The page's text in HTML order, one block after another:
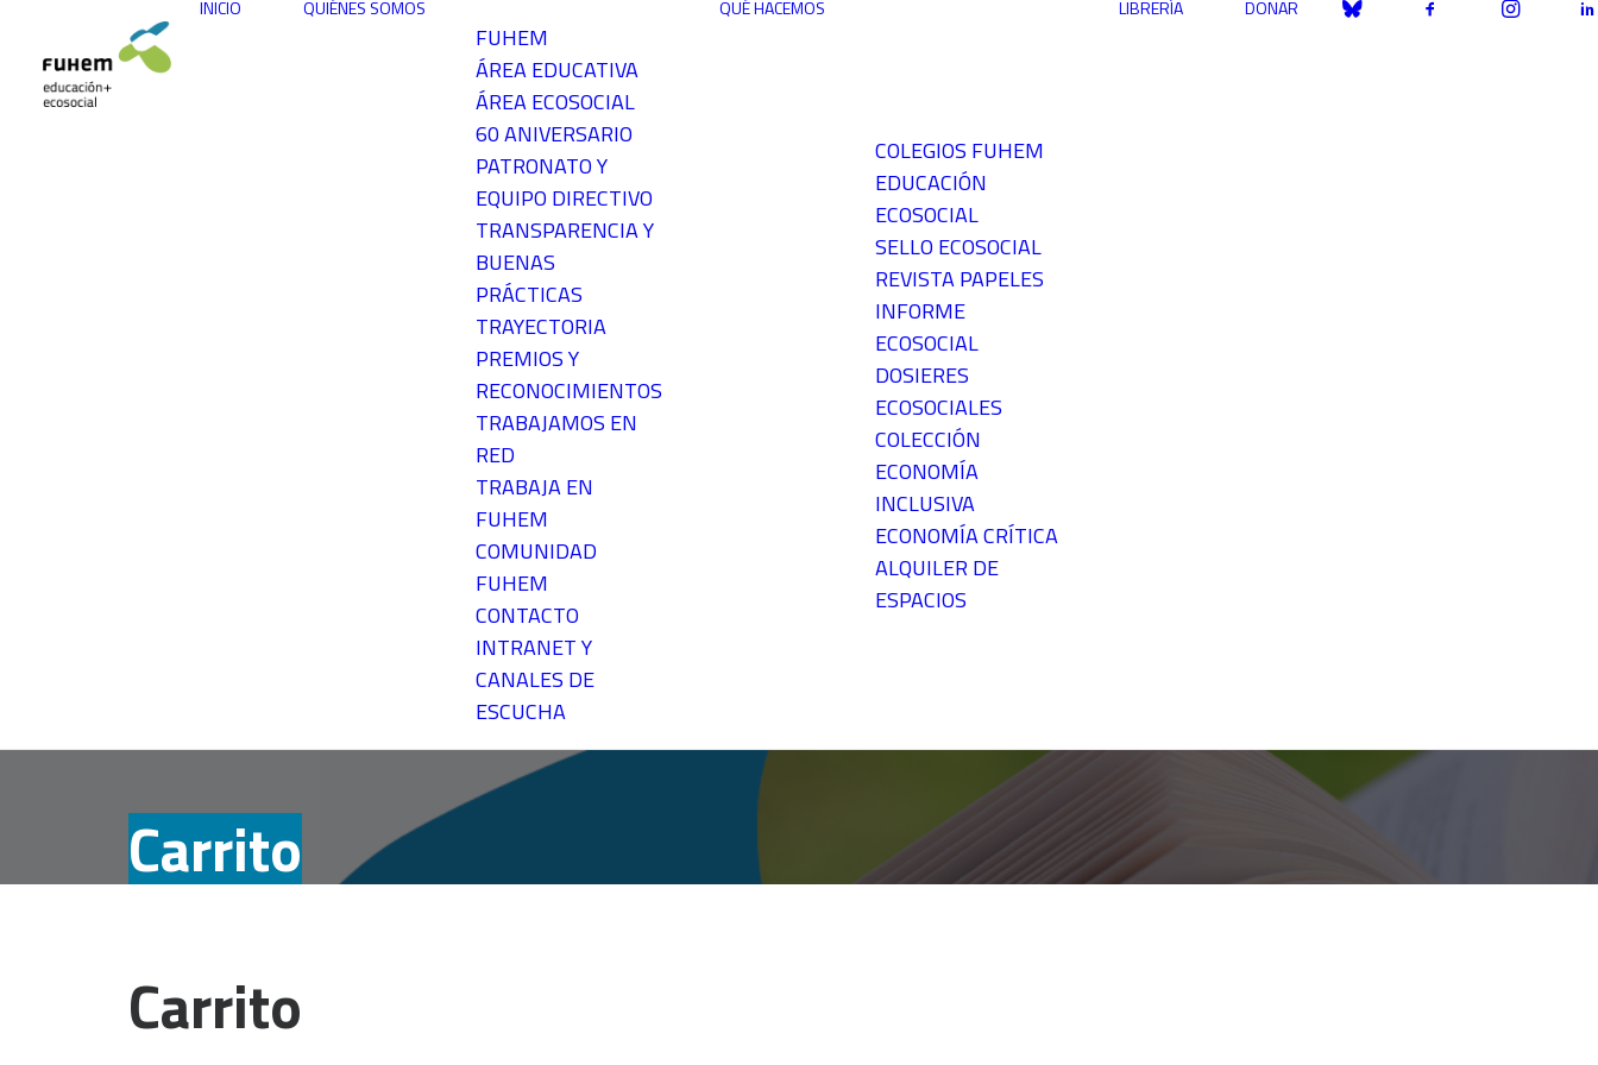
INICIO QUIÉNES SOMOS
FUHEM
ÁREA EDUCATIVA
ÁREA ECOSOCIAL
60 ANIVERSARIO
PATRONATO Y
EQUIPO DIRECTIVO
TRANSPARENCIA Y
BUENAS
PRÁCTICAS
TRAYECTORIA
PREMIOS Y
RECONOCIMIENTOS
TRABAJAMOS EN
RED
TRABAJA EN
FUHEM
COMUNIDAD
FUHEM
CONTACTO
INTRANET Y
CANALES DE
ESCUCHA
QUÉ HACEMOS
COLEGIOS FUHEM
EDUCACIÓN
ECOSOCIAL
SELLO ECOSOCIAL
REVISTA PAPELES
INFORME
ECOSOCIAL
DOSIERES
ECOSOCIALES
COLECCIÓN
ECONOMÍA
INCLUSIVA
ECONOMÍA CRÍTICA
ALQUILER DE
ESPACIOS
LIBRERÍA DONAR
Carrito
Carrito